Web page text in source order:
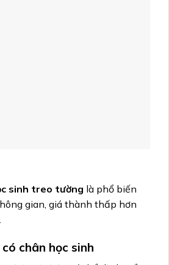
sinh treo tường là phổ biến
gian, giá thành thấp hơn
chân học sinh